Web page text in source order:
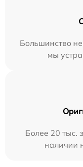
Большинство
мы
Более 20 тыс.
наличии